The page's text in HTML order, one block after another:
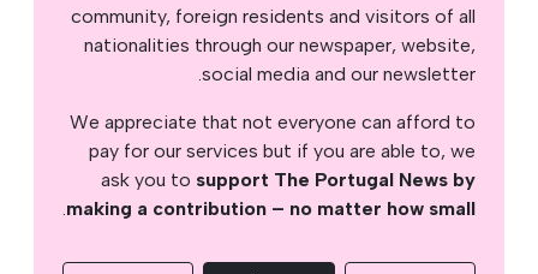
community, foreign residents and visitors of all
nationalities through our newspaper, website,
social media and our newsletter.
We appreciate that not everyone can afford to
pay for our services but if you are able to, we
ask you to support The Portugal News by
making a contribution – no matter how small
.